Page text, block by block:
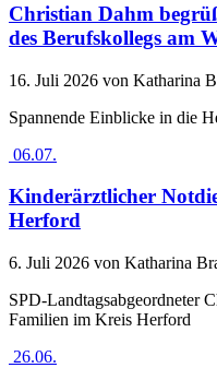
Christian Dahm
des Berufskollegs am
16. Juli 2026 von Katharina
Spannende Einblicke in die
06.07.
Kinderärztlicher
Herford
6. Juli 2026 von Katharina
SPD-Landtagsabgeordneter
Familien im Kreis Herford
26.06.